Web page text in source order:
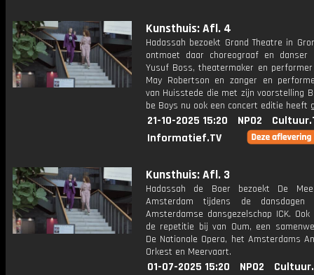
Kunsthuis: Afl. 4
Hadassah bezoekt Grand Theatre in
ontmoet daar choreograaf en danser
Yusuf Boss, theatermaker en
May Robertson en zanger en
van Huisstede die met zijn voorstelling
be Boys nu ook een concert editie heeft
21-10-2025 15:20 NPO2
Informatief.TV
Kunsthuis: Afl. 3
Hadassah de Boer bezoekt De
Amsterdam tijdens de
Amsterdamse dansgezelschap ICK.
de repetitie bij van Oum, een
De Nationale Opera, het Amsterdams
Orkest en Meervaart.
01-07-2025 15:20 NPO2